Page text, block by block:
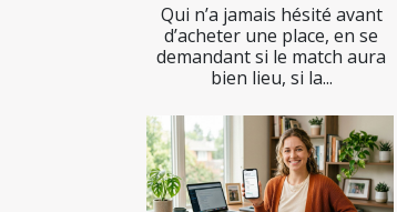
Qui n’a jamais hésité avant
d’acheter une place, en se
demandant si le match aura
bien lieu, si la...